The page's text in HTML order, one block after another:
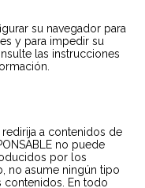
su navegador para
y para impedir su
las instrucciones
a contenidos de
no puede
por los
no asume ningún tipo
En todo